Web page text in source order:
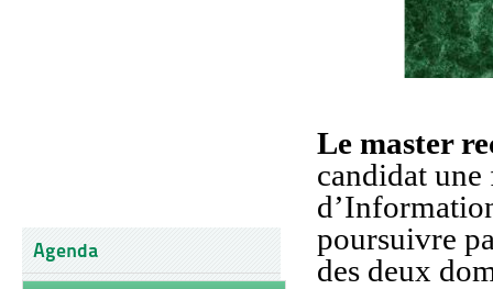
Agenda
Le master
candidat une
poursuivre
des deux